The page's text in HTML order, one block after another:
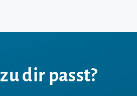
zu dir passt?